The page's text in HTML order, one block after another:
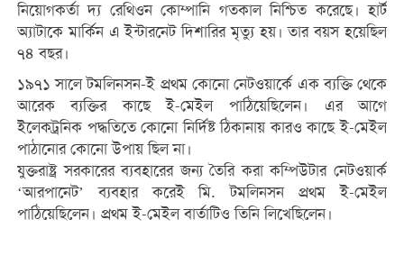
নিয়োগকর্তা দ্য রেথিওন কোম্পানি গতকাল নিশ্চিত করেছে। হার্ট
অ্যাটাকে মার্কিন এ ইন্টারনেট দিশারির মৃত্যু হয়। তার বয়স হয়েছিল
৭৪ বছর।
১৯৭১ সালে টমলিনসন-ই প্রথম কোনো নেটওয়ার্কে এক ব্যক্তি থেকে
আরেক ব্যক্তির কাছে ই-মেইল পাঠিয়েছিলেন। এর আগে
ইলেকট্রনিক পদ্ধতিতে কোনো নির্দিষ্ট ঠিকানায় কারও কাছে ই-মেইল
পাঠানোর কোনো উপায় ছিল না।
যুক্তরাষ্ট্র সরকারের ব্যবহারের জন্য তৈরি করা কম্পিউটার নেটওয়ার্ক
‘আরপানেট’ ব্যবহার করেই মি. টমলিনসন প্রথম ই-মেইল
পাঠিয়েছিলেন। প্রথম ই-মেইল বার্তাটিও তিনি লিখেছিলেন।